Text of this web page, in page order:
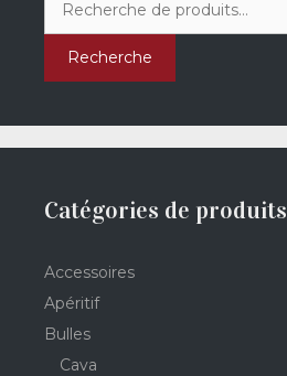
pour :
Recherche
Catégories de produits
Accessoires
Apéritif
Bulles
Cava